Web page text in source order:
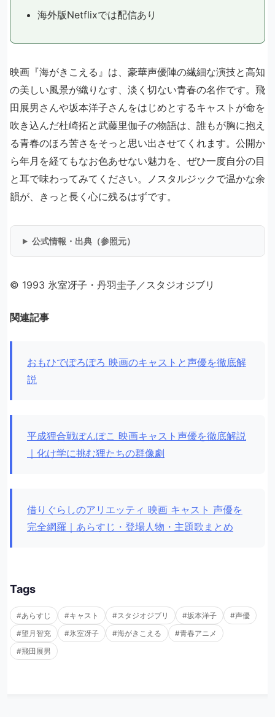
海外版Netflixでは配信あり
映画『海がきこえる』は、豪華声優陣の繊細な演技と高知
の美しい風景が織りなす、淡く切ない青春の名作です。飛
田展男さんや坂本洋子さんをはじめとするキャストが命を
吹き込んだ杜崎拓と武藤里伽子の物語は、誰もが胸に抱え
る青春のほろ苦さをそっと思い出させてくれます。公開か
ら年月を経てもなお色あせない魅力を、ぜひ一度自分の目
と耳で味わってみてください。ノスタルジックで温かな余
韻が、きっと長く心に残るはずです。
公式情報・出典（参照元）
© 1993 氷室冴子・丹羽圭子／スタジオジブリ
関連記事
おもひでぽろぽろ 映画のキャストと声優を徹底解
説
平成狸合戦ぽんぽこ 映画キャスト声優を徹底解説
｜化け学に挑む狸たちの群像劇
借りぐらしのアリエッティ 映画 キャスト 声優を
完全網羅｜あらすじ・登場人物・主題歌まとめ
Tags
#あらすじ #キャスト #スタジオジブリ #坂本洋子
#声優
#望月智充
#氷室冴子 #海がきこえる
#青春アニメ
#飛田展男